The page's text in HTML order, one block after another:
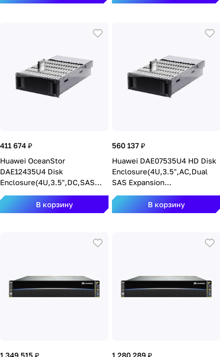
DAE22525U2-1-AC
411 674 ₽
Huawei OceanStor
DAE12435U4 Disk
Enclosure(4U,3.5",DC,SAS
Disk Unit) DAE12435U4-DC-3
В корзину
560 137 ₽
Huawei DAE07535U4 HD Disk
Enclosure(4U,3.5",AC,Dual
SAS Expansion
Disks,without disk)
DAE07535U4-01
В корзину
1 349 515 ₽ 1 280 289 ₽